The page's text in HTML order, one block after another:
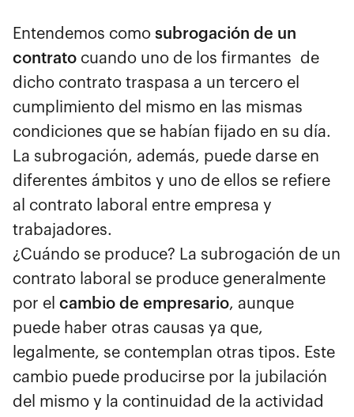
Entendemos como subrogación de un
contrato cuando uno de los firmantes de
dicho contrato traspasa a un tercero el
cumplimiento del mismo en las mismas
condiciones que se habían fijado en su día.
La subrogación, además, puede darse en
diferentes ámbitos y uno de ellos se refiere
al contrato laboral entre empresa y
trabajadores.
¿Cuándo se produce? La subrogación de un
contrato laboral se produce generalmente
por el cambio de empresario, aunque
puede haber otras causas ya que,
legalmente, se contemplan otras tipos. Este
cambio puede producirse por la jubilación
del mismo y la continuidad de la actividad